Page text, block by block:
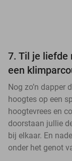
7. Til je liefde
een
Nog zo’n dapper
hoogtes op een
hoogtevrees en
doorstaan jullie
bij elkaar. En
onder het genot